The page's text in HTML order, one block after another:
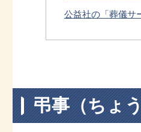
公益社の「葬儀サ
弔事（ちょ